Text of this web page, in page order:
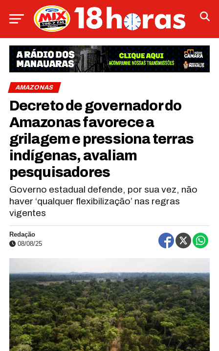
AMAZONAS
Decreto de governador do
Amazonas favorece a
grilagem e pressiona terras
indígenas, avaliam
pesquisadores
Governo estadual defende, por sua vez, não
haver ‘qualquer flexibilização’ nas regras
vigentes
Redação
08/08/25